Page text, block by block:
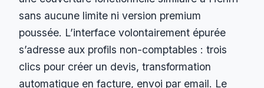
sans aucune limite ni version premium
poussée. L’interface volontairement épurée
s’adresse aux profils non-comptables : trois
clics pour créer un devis, transformation
automatique en facture, envoi par email. Le